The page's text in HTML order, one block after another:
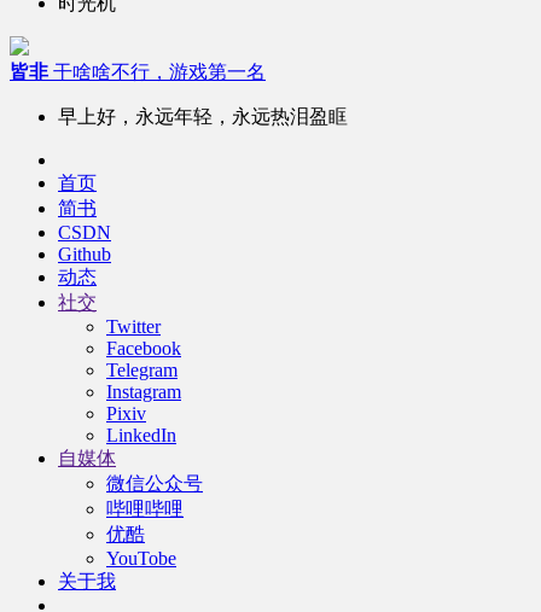
皆非 干啥啥不行，游戏第一名
早上好，永远年轻，永远热泪盈眶
首页
简书
CSDN
Github
动态
社交
Twitter
Facebook
Telegram
Instagram
Pixiv
LinkedIn
自媒体
微信公众号
哔哩哔哩
优酷
YouTobe
关于我